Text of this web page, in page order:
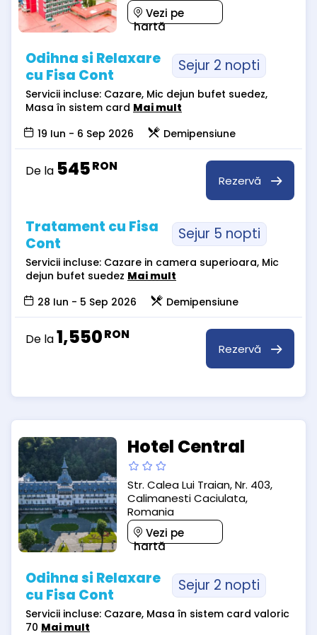
Vezi pe
hartă
Odihna si Relaxare
cu Fisa Cont
Sejur 2 nopti
Servicii incluse: Cazare, Mic dejun bufet suedez,
Masa în sistem card Mai mult
19 Iun - 6 Sep 2026
Demipensiune
De la 545RON
Rezervă
Tratament cu Fisa
Cont
Sejur 5 nopti
Servicii incluse: Cazare in camera superioara, Mic
dejun bufet suedez Mai mult
28 Iun - 5 Sep 2026
Demipensiune
De la1,550RON
Rezervă
Hotel Central
Str. Calea Lui Traian, Nr. 403,
Calimanesti Caciulata,
Romania
Vezi pe
hartă
Odihna si Relaxare
cu Fisa Cont
Sejur 2 nopti
Servicii incluse: Cazare, Masa în sistem card valoric
70 Mai mult